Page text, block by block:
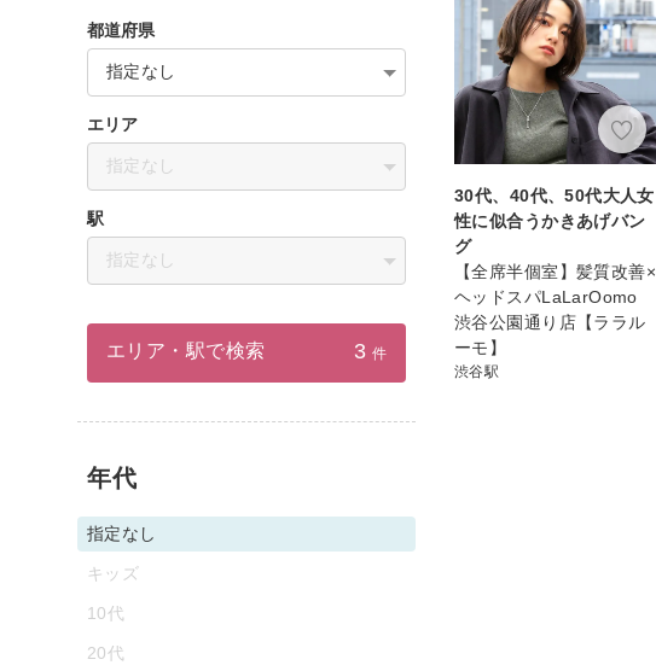
30代、40代、50代大人女
性に似合うかきあげバン
グ
【全席半個室】髪質改善×
ヘッドスパLaLarOomo
渋谷公園通り店【ララル
ーモ】
渋谷駅
都道府県
指定なし
エリア
指定なし
駅
指定なし
エリア・駅で検索 3 件
年代
指定なし
キッズ
10代
20代